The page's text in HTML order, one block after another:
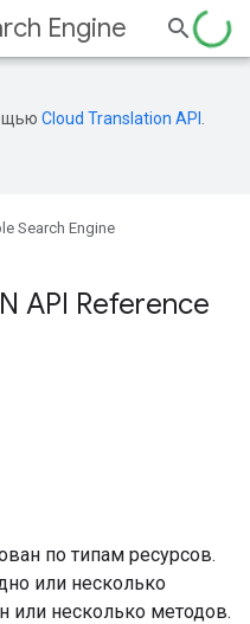
Engine
Cloud Translation API
Search Engine
API Reference
по типам ресурсов.
или несколько
или несколько методов.